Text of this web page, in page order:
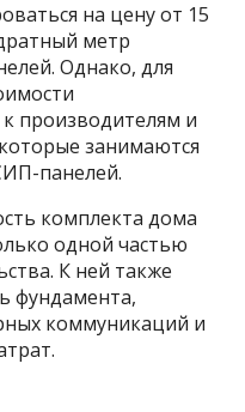
на цену от 15
метр
Однако, для
производителям и
занимаются
панелей.
комплекта дома
одной частью
К ней также
фундамента,
коммуникаций и